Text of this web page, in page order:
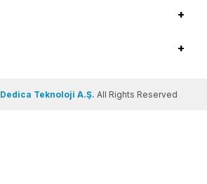
+
+
Dedica Teknoloji A.Ş. All Rights Reserved